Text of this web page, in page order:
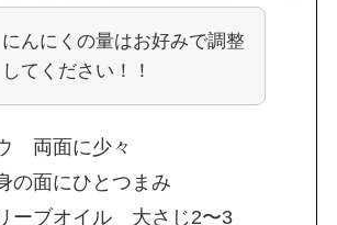
にんにくの量はお好みで調整
してください！！
両面に少々
面にひとつまみ
ーブオイル 大さじ2〜3